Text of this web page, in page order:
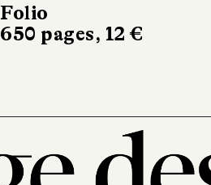
Éditions Picquier
238 pages, 21 €